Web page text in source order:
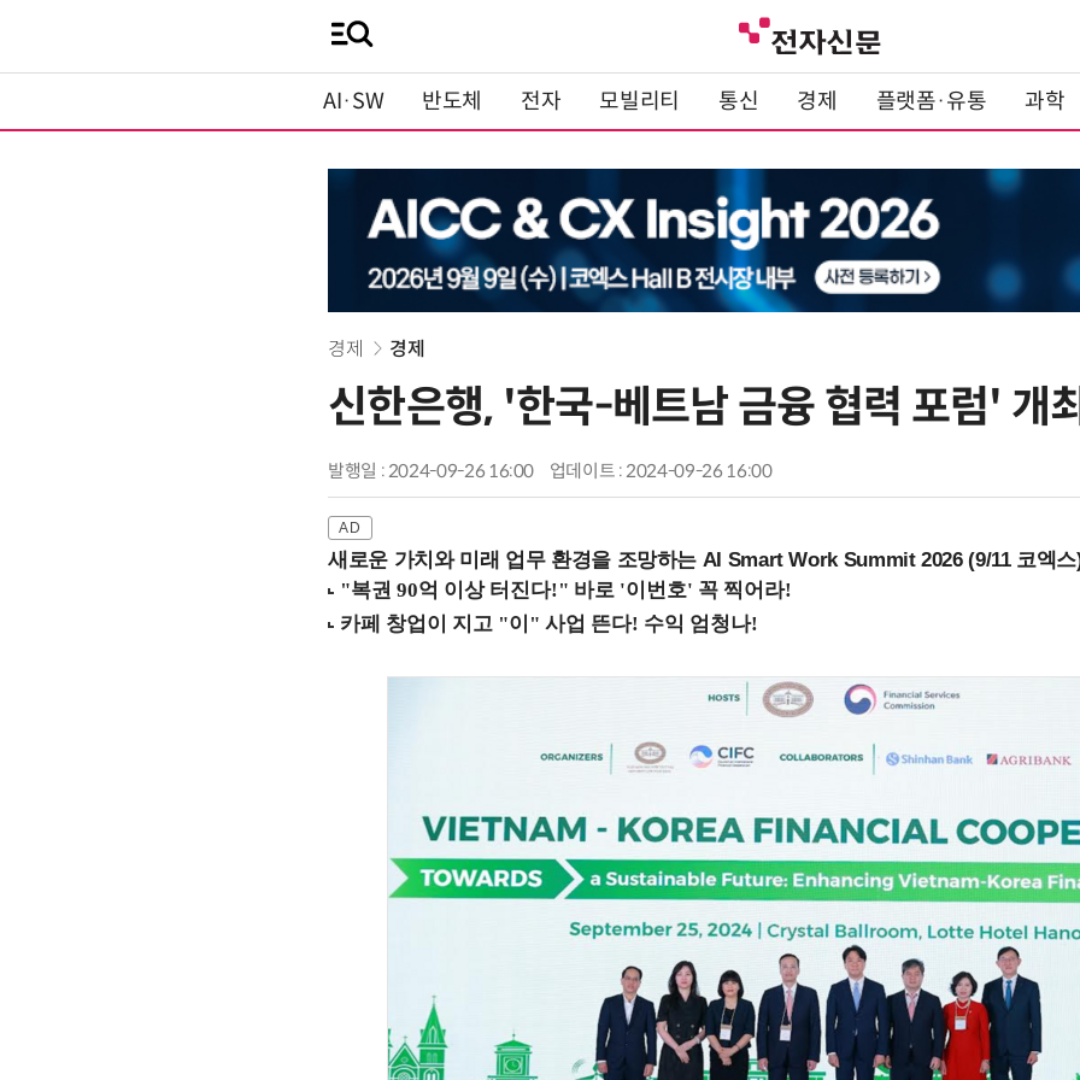
AI·SW 반도체 전자 모빌리티 통신 경제 플랫폼·유통 과학
경제 경제
신한은행, '한국-베트남 금융 협력 포럼' 개
발행일 : 2024-09-26 16:00 업데이트 : 2024-09-26 16:00
새로운 가치와 미래 업무 환경을 조망하는 AI Smart Work Summit 2026 (9/11 코엑